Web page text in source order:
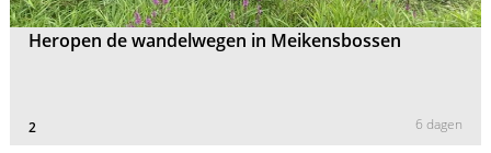
Heropen de wandelwegen in Meikensbossen
2 6 dagen